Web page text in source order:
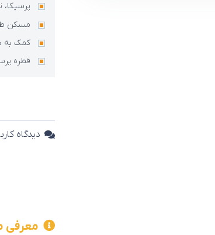
مسکن
کمک به
قطره
دیدگاه